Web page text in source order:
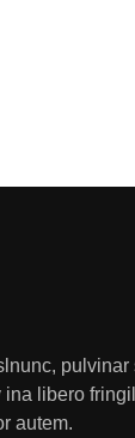
pulvinar
ina libero
autem.